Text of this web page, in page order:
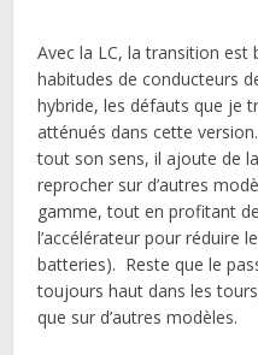
Avec la LC, la transition est
habitudes de conducteurs
hybride, les défauts que je
atténués dans cette
tout son sens, il ajoute de
reprocher sur d’autres
gamme, tout en profitant
l’accélérateur pour réduire
batteries). Reste que le
toujours haut dans les
que sur d’autres modèles.